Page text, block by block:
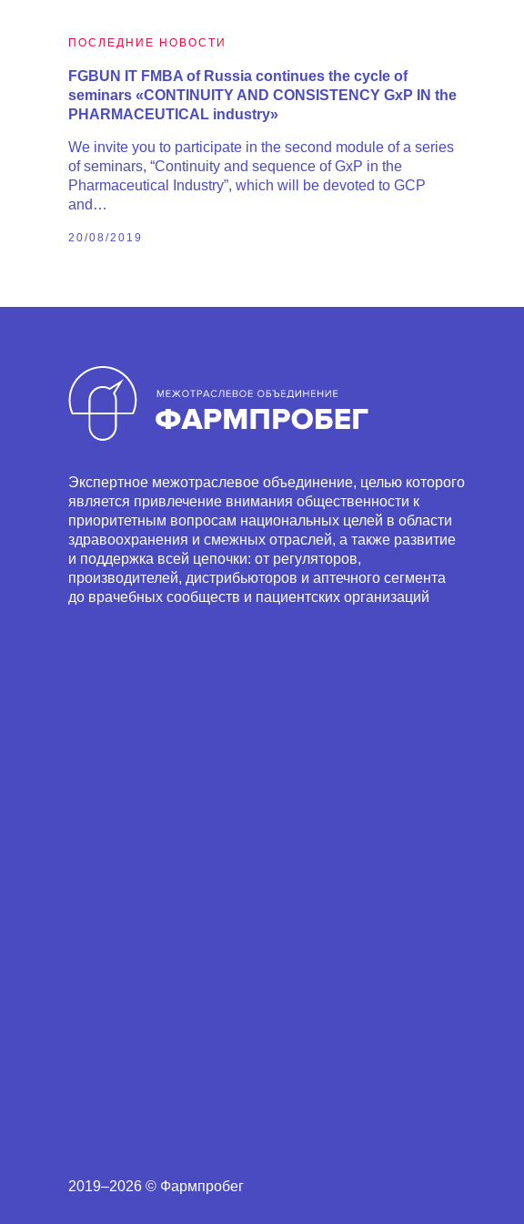
ПОСЛЕДНИЕ НОВОСТИ
FGBUN IT FMBA of Russia continues the cycle of
seminars «CONTINUITY AND CONSISTENCY GxP IN the
PHARMACEUTICAL industry»
We invite you to participate in the second module of a series
of seminars, “Continuity and sequence of GxP in the
Pharmaceutical Industry”, which will be devoted to GCP
and…
20/08/2019
Экспертное межотраслевое объединение, целью которого
является привлечение внимания общественности к
приоритетным вопросам национальных целей в области
здравоохранения и смежных отраслей, а также развитие
и поддержка всей цепочки: от регуляторов,
производителей, дистрибьюторов и аптечного сегмента
до врачебных сообществ и пациентских организаций
2019–2026 © Фармпробег